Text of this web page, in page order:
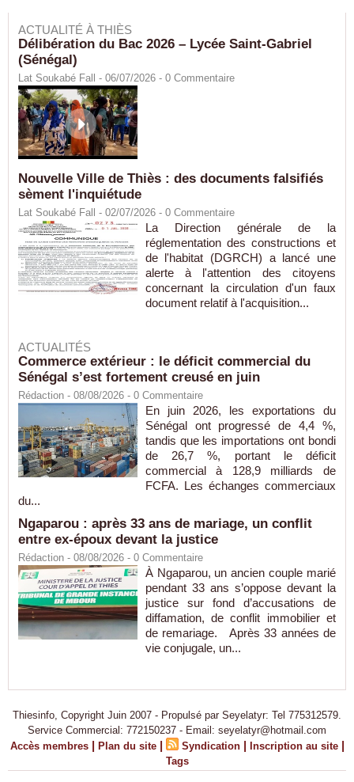
ACTUALITÉ À THIÈS
Délibération du Bac 2026 – Lycée Saint-Gabriel
(Sénégal)
Lat Soukabé Fall - 06/07/2026 - 0 Commentaire
Nouvelle Ville de Thiès : des documents falsifiés
sèment l'inquiétude
Lat Soukabé Fall - 02/07/2026 - 0 Commentaire
La Direction générale de la
réglementation des constructions et
de l'habitat (DGRCH) a lancé une
alerte à l'attention des citoyens
concernant la circulation d'un faux
document relatif à l'acquisition...
ACTUALITÉS
Commerce extérieur : le déficit commercial du
Sénégal s’est fortement creusé en juin
Rédaction - 08/08/2026 - 0 Commentaire
En juin 2026, les exportations du
Sénégal ont progressé de 4,4 %,
tandis que les importations ont bondi
de 26,7 %, portant le déficit
commercial à 128,9 milliards de
FCFA. Les échanges commerciaux
du...
Ngaparou : après 33 ans de mariage, un conflit
entre ex-époux devant la justice
Rédaction - 08/08/2026 - 0 Commentaire
À Ngaparou, un ancien couple marié
pendant 33 ans s’oppose devant la
justice sur fond d’accusations de
diffamation, de conflit immobilier et
de remariage. Après 33 années de
vie conjugale, un...
Thiesinfo, Copyright Juin 2007 - Propulsé par Seyelatyr: Tel 775312579.
Service Commercial: 772150237 - Email: seyelatyr@hotmail.com
Accès membres | Plan du site | Syndication | Inscription au site |
Tags